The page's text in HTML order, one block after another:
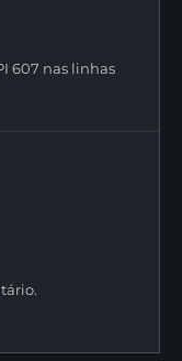
607 nas linhas